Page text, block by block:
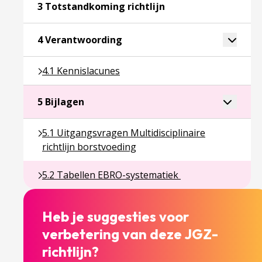
3 Totstandkoming richtlijn
4 Verantwoording Ga naar pagina over 4 Toggle
4.1 Kennislacunes
Ga naar pagina over 4.1 Kennislacunes
5 Bijlagen Toggle
5.1 Uitgangsvragen Multidisciplinaire
richtlijn borstvoeding
Ga naar pagina over 5.1 Uitgangsvragen
5.2 Tabellen EBRO-systematiek
Ga naar pagina over 5.2 Tabellen EBRO-systematiek
Heb je suggesties voor
verbetering van deze JGZ-
richtlijn?